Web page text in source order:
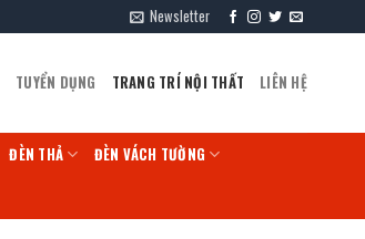
Newsletter
TUYỂN DỤNG TRANG TRÍ NỘI THẤT LIÊN HỆ
ĐÈN THẢ ĐÈN VÁCH TƯỜNG